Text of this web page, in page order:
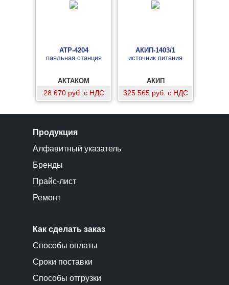
АТР-4204
паяльная станция
АКТАКОМ
28 670 руб. с НДС
АКИП-1403/1
источник питания
АКИП
325 565 руб. с НДС
Продукция
Алфавитный указатель
Бренды
Прайс-лист
Ремонт
Как сделать заказ
Способы оплаты
Сроки поставки
Способы отгрузки